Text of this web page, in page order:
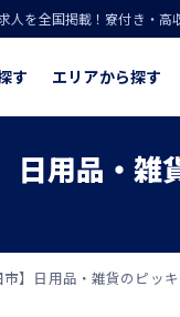
人を全国掲載！寮付き・高
す エリアから探す
日用品・
市】日用品・雑貨のピッ